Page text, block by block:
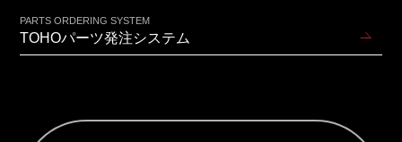
PARTS ORDERING SYSTEM
TOHOパーツ発注システム